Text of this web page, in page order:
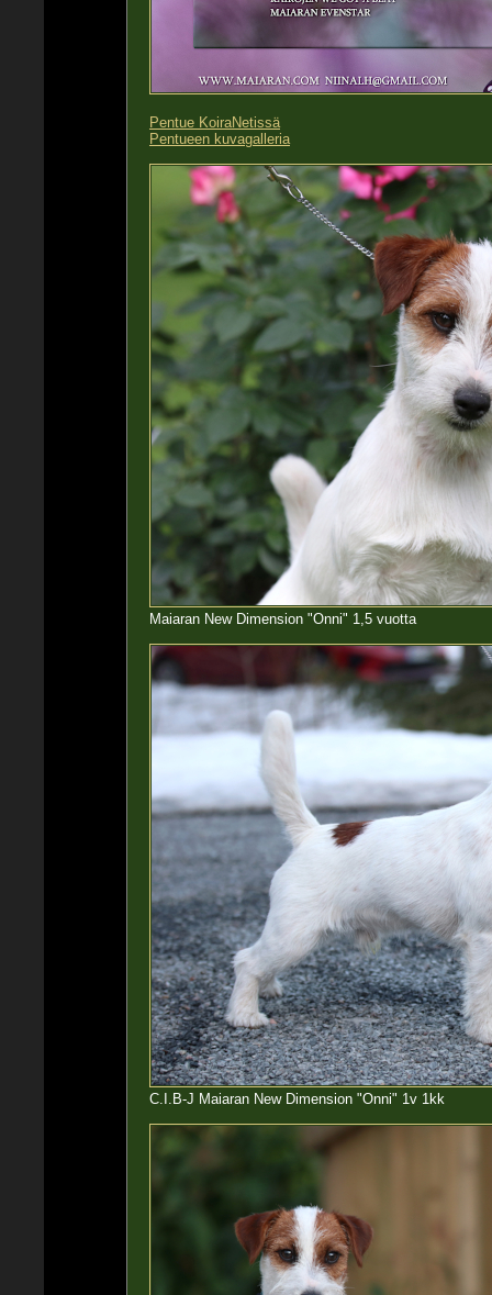
Pentue KoiraNetissä
Pentueen kuvagalleria
Maiaran New Dimension "Onni" 1,5 vuotta
C.I.B-J Maiaran New Dimension "Onni" 1v 1kk